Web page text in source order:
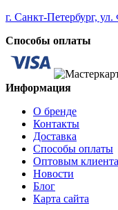
ALSAGER
ALVEZ
AMADORA
AMAKUSA
AMBALABE
AMBATOBE
AMBONDRONA
AMBORIALA
AMEZAGA
AMOATSY
AMPITABE
AMSFIELD 1
ANDASIBE
ANJABE
г. Санкт-Петербург,
Способы оплаты
Информация
О бренде
Контакты
Доставка
Способы оплаты
Оптовым
Новости
Блог
Карта сайта